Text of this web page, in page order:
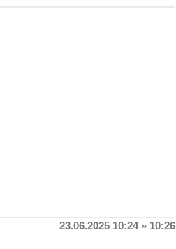
23.06.2025 10:24 » 10:26